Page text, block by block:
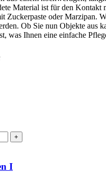
Material ist für den
Zuckerpaste oder Marzipan.
Ob Sie nun Objekte aus
was Ihnen eine einfache
I